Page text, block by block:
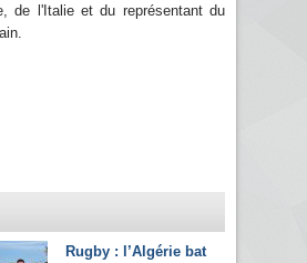
de l'Italie et du représentant du
Rugby : l’Algérie bat